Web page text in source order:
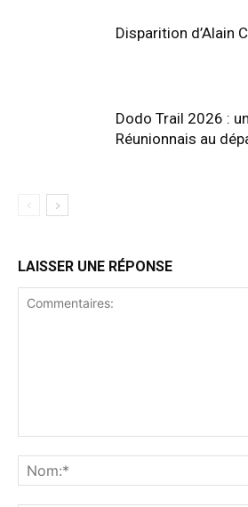
Disparition d’Alain
Dodo Trail 2026 :
Réunionnais au
LAISSER UNE RÉPONSE